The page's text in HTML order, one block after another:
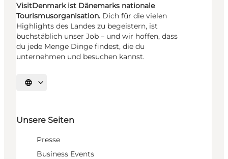
VisitDenmark ist Dänemarks nationale
Tourismusorganisation. Dich für die vielen
Highlights des Landes zu begeistern, ist
buchstäblich unser Job – und wir hoffen, dass
du jede Menge Dinge findest, die du
unternehmen und besuchen kannst.
Sprache auswählen
Unsere Seiten
Presse
Business Events